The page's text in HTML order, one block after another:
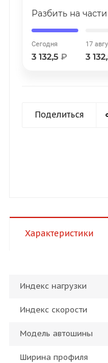
Разбить на части
Сегодня
3 132,5 ₽
17
3
Поделиться
Характеристики
Индекс нагрузки
Индекс скорости
Модель автошины
Ширина профиля